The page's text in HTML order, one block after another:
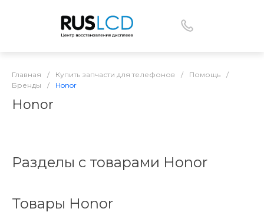
Главная / Купить запчасти для телефонов / Помощь
/
Бренды
/ Honor
Honor
Разделы с товарами Honor
Товары Honor